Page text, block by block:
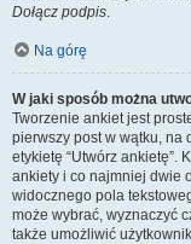
Dołącz podpis.
Na górę
W jaki sposób można
Tworzenie ankiet jest
pierwszy post w wątku, na
etykietę “Utwórz ankietę”.
ankiety i co najmniej dwie
widocznego pola
może wybrać, wyznaczyć
także umożliwić